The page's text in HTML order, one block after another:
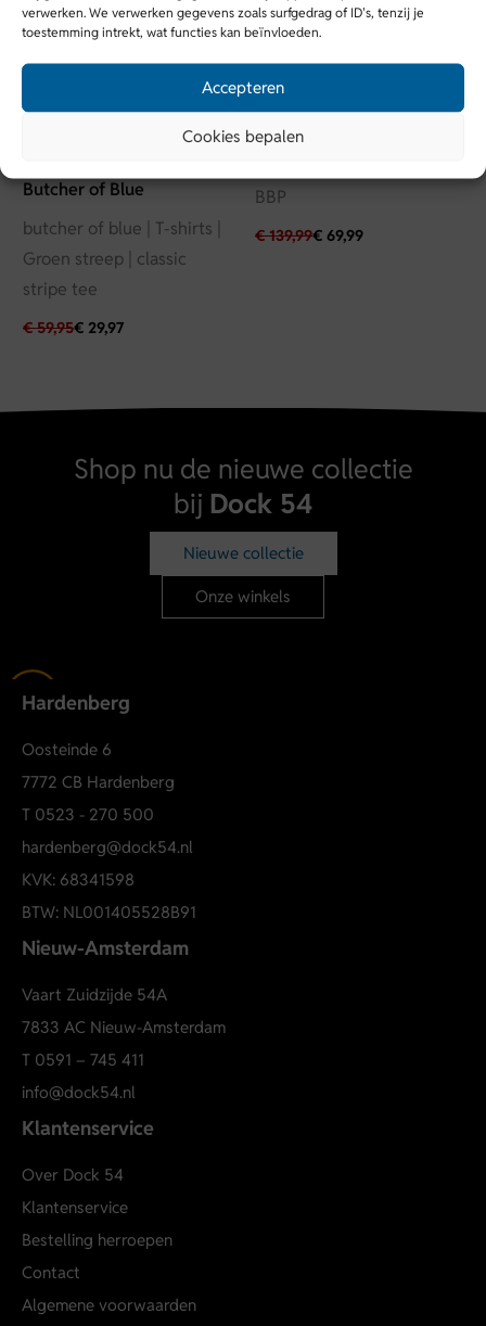
verwerken. We verwerken gegevens zoals surfgedrag of ID's, tenzij je
toestemming intrekt, wat functies kan beïnvloeden.
Accepteren
Cookies bepalen
Kleur
Butcher of Blue
butcher of blue | T-shirts |
Groen streep | classic
stripe tee
€59,95€ 29,97
Vanguard
Vanguard | Denim stretch |
BBP
€139,99€ 69,99
Shop nu de nieuwe collectie
bij Dock 54
Nieuwe collectie
Onze winkels
Hardenberg
Oosteinde 6
7772 CB Hardenberg
T 0523 - 270 500
hardenberg@dock54.nl
KVK: 68341598
BTW: NL001405528B91
Nieuw-Amsterdam
Vaart Zuidzijde 54A
7833 AC Nieuw-Amsterdam
T 0591 – 745 411
info@dock54.nl
Klantenservice
Over Dock 54
Klantenservice
Bestelling herroepen
Contact
Algemene voorwaarden